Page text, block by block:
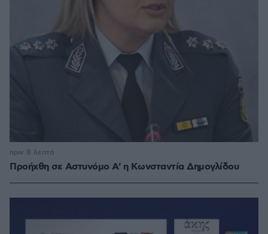
Προήχθη σε Αστυνόμο Α' η Κωνσταντία Δημογλίδου
πριν 8 λεπτά